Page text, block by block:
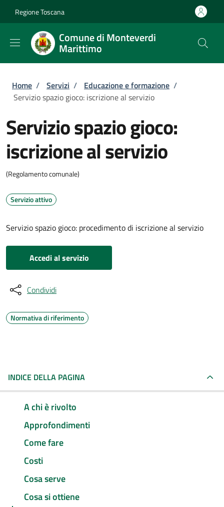
Regione Toscana
Comune di Monteverdi
Marittimo
Briciole di pane
Home / Servizi / Educazione e formazione /
Servizio spazio gioco: iscrizione al servizio
Servizio spazio gioco:
iscrizione al servizio
(Regolamento comunale)
Servizio attivo
Servizio spazio gioco: procedimento di iscrizione al servizio
Accedi al servizio
Condividi
Normativa di riferimento
INDICE DELLA PAGINA
A chi è rivolto
Approfondimenti
Come fare
Costi
Cosa serve
Cosa si ottiene